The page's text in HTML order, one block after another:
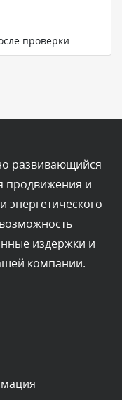
проверки
проверки
Сегодня, в 11:47
проверки
проверки
развивающийся
продвижения и
энергетического
издержки и
компании.